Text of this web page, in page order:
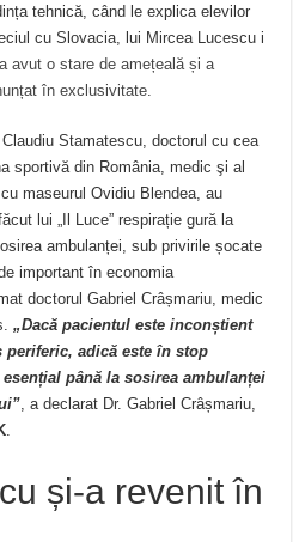
tehnică, când le explica elevilor
cu Slovacia, lui Mircea Lucescu i
avut o stare de amețeală și a
în exclusivitate
Stamatescu, doctorul cu cea
sportivă din România, medic şi al
maseurul Ovidiu Blendea, au
lui „Il Luce” respirație gură la
ambulanței, sub privirile șocate
important în economia
doctorul Gabriel Crâșmariu, medic
„Dacă pacientul este inconștient
adică este în stop
până la sosirea ambulanței
, a declarat Dr. Gabriel Crâșmariu,
și-a revenit în